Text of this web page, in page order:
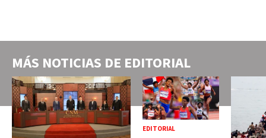
MÁS NOTICIAS DE EDITORIAL
EDITORIAL